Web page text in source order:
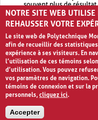
souvent plus de
Envisagez d'élargir
retournera souvent
NOTRE SITE WEB
REHAUSSER VOTRE
Le site web de Polytechnique
afin de recueillir des
expérience à ses visiteurs. En
l’utilisation de ces témoins
d’utilisation. Vous pouvez
vos paramètres de navigation.
témoins de connexion et sur la
personnels,cliquez ici.
Accepter